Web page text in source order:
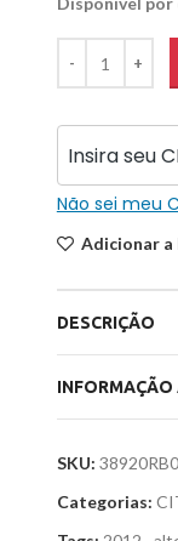
Não sei meu
Adicionar a
DESCRIÇÃO
SKU:
Categorias: